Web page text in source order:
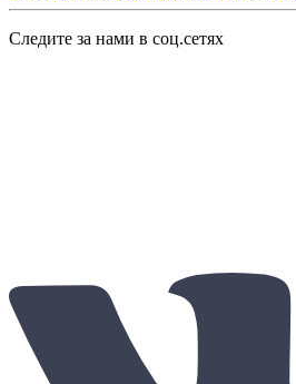
Следите за нами в соц.сетях